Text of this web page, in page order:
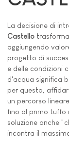
La decisione di
Castello
aggiungendo
progetto di
e delle condizioni
d'acqua significa
per questo,
un percorso
fino al primo tuffo
soluzione anche
incontra il